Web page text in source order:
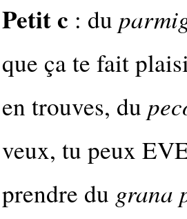
Petit c : du
que ça te fait
en trouves, du
veux, tu peux
prendre du grana